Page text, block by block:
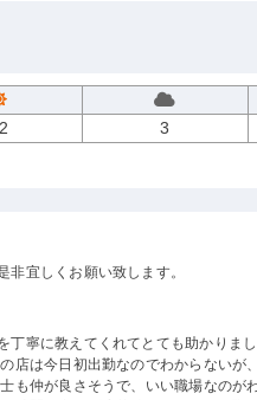
3
宜しくお願い致します。
丁寧に教えてくれてとても助かりま
店は今日初出勤なのでわからないが
も仲が良さそうで、いい職場なのが